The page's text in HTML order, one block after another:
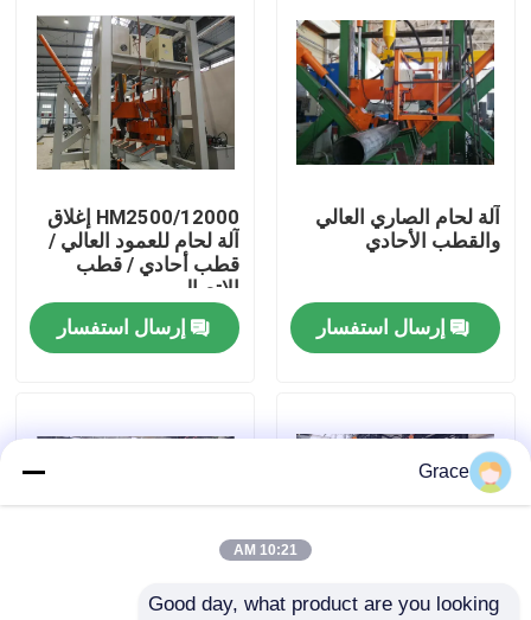
معلومات عنا
جولة في المصنع
ضبط الجودة
اتصل بنا
القضايا
cnc هيدروليّ صحافة مكبح
آلة لحام الصاري العالي
والقطب الأحادي
إرسال استفسار
HM2500/12000 إغلاق
آلة لحام للعمود العالي /
قطب أحادي / قطب
الاتصال
إرسال استفسار
Grace
10:21 AM
Good day, what product are you looking